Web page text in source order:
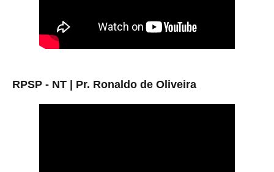
RPSP - NT | Pr. Ronaldo de Oliveira